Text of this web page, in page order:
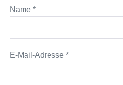
Name *
E-Mail-Adresse *